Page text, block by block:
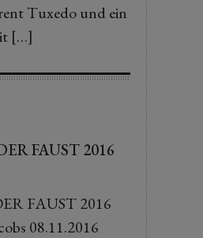
Tuxedo und ein
[…]
FAUST 2016
FAUST 2016
08.11.2016